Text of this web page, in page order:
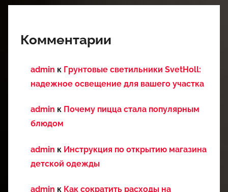
Комментарии
admin к Грунтовые светильники SvetHoll:
надежное освещение для вашего участка
admin к Почему пицца стала популярным
блюдом
admin к Инструкция по открытию магазина
детской одежды
admin к Как сократить расходы на